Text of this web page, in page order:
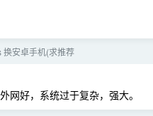
换安卓手机(求推荐
网好，系统过于复杂，强大。